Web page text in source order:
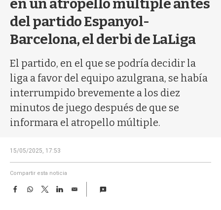
�
en un atropello múltiple antes
del partido Espanyol-
Barcelona, el derbi de LaLiga
El partido, en el que se podría decidir la
liga a favor del equipo azulgrana, se había
interrumpido brevemente a los diez
minutos de juego después de que se
informara el atropello múltiple.
15/05/2025, 17:53
Compartir esta noticia
F
W
T
w
L
E